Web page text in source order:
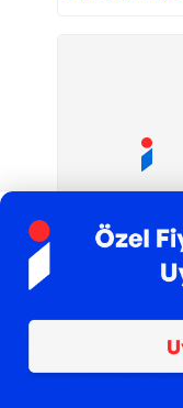
TROY ile 200 TL
Mastermix